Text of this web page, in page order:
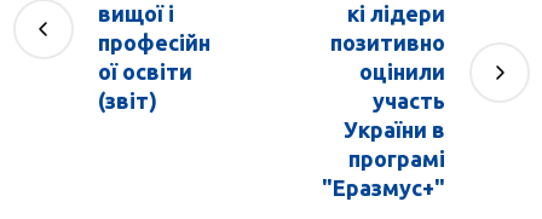
вищої і
професійн
ої освіти
(звіт)
кі лідери
позитивно
оцінили
участь
України в
програмі
"Еразмус+"